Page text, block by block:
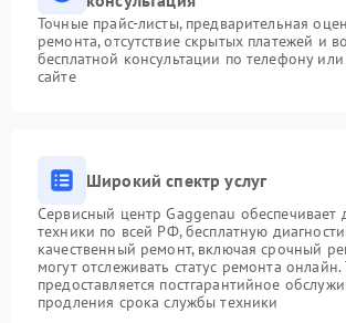
Точные прайс-листы, предварительная
ремонта, отсутствие скрытых платежей и
бесплатной консультации по телефону
сайте
Широкий спектр услуг
Сервисный центр Gaggenau обеспечивает
техники по всей РФ, бесплатную
качественный ремонт, включая срочный
могут отслеживать статус ремонта онлайн.
предоставляется постгарантийное
продления срока службы техники